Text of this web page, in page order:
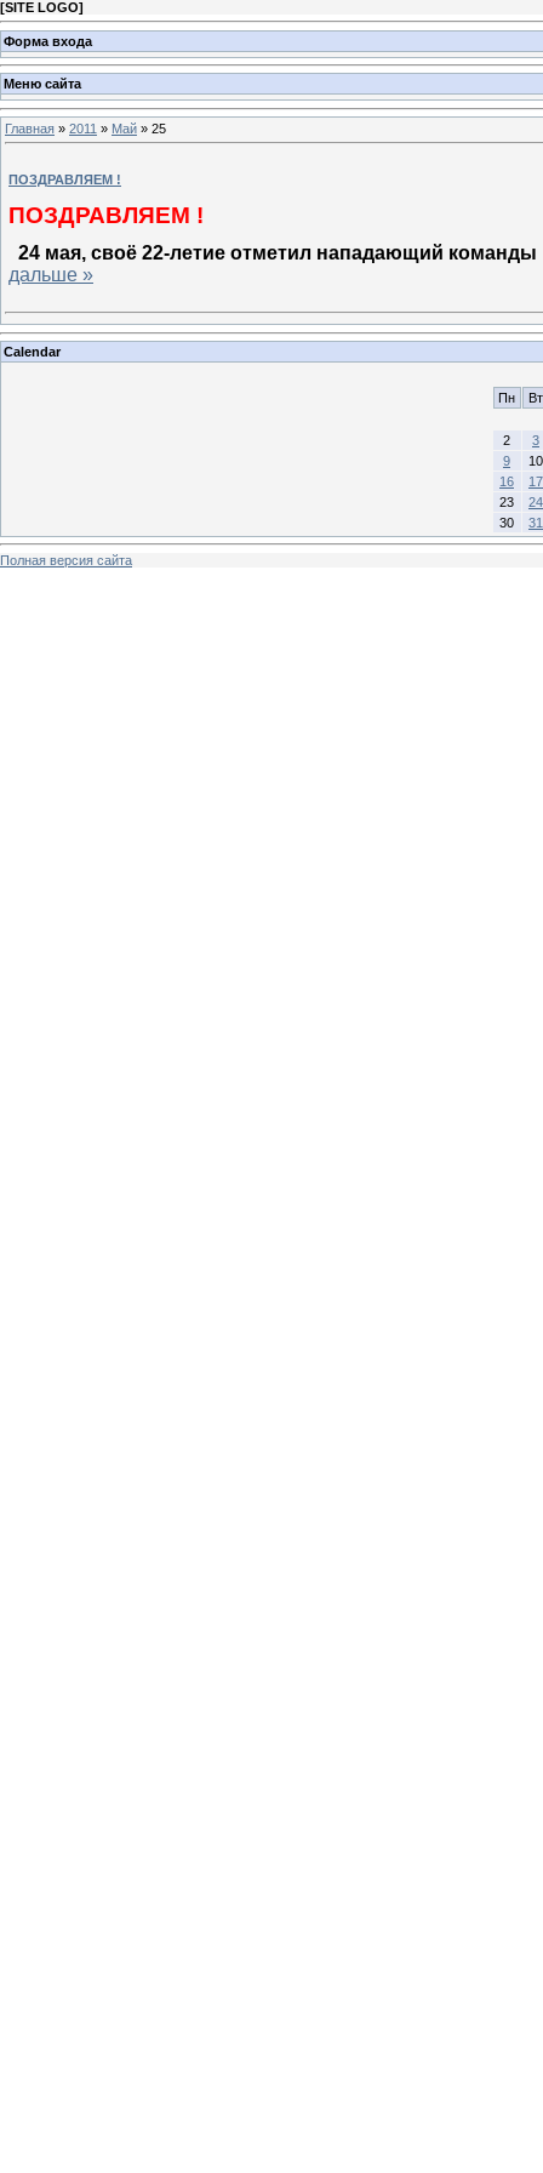
[SITE LOGO]
Форма входа
Меню сайта
Главная » 2011 » Май » 25
ПОЗДРАВЛЯЕМ !
ПОЗДРАВЛЯЕМ !
24 мая, своё 22-летие отметил нападающий команды
дальше »
Calendar
Пн Вт
2
3
9
10
16
17
23
24
30
31
Полная версия сайта